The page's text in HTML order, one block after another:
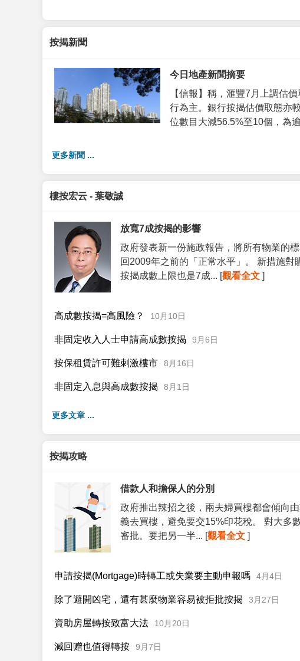
按揭新聞
今日地產新聞摘要
【信報】稱，滙豐7月上調估
行為主。銀行按揭估價取態亦
位數目大減56.5%至10個，為
更多新聞 ...
樓按宏云 - 葉敬誠
放寬7成按揭的影響
政府發表新一份施政報告，將所有物業的
回2009年之前的「正常水平」。 新措施
按揭成數上限也是7成... [觀看全文 ]
高成數按揭=高風險？ 10月10日
非固定收入人士申請高成數按揭 9月6日
按保租賃許可難刺激樓市 8月16日
非固定入息與高成數按揭 8月1日
更多文章 ...
按揭攻略
借款人和擔保人的分別
政府推出辣招之後，兩夫婦買樓都會傾向
義去買樓，避免要交15%印花稅。 對大多
審批。要把另一半... [觀看全文 ]
申請按揭(Mortgage)時轉工或失業要主動申報嗎 4月4日
除了避開凶宅，還有甚麼物業容易被拒批按揭 3月27日
資助房屋轉按致富大法 10月20日
減回赠也值得轉按 9月7日